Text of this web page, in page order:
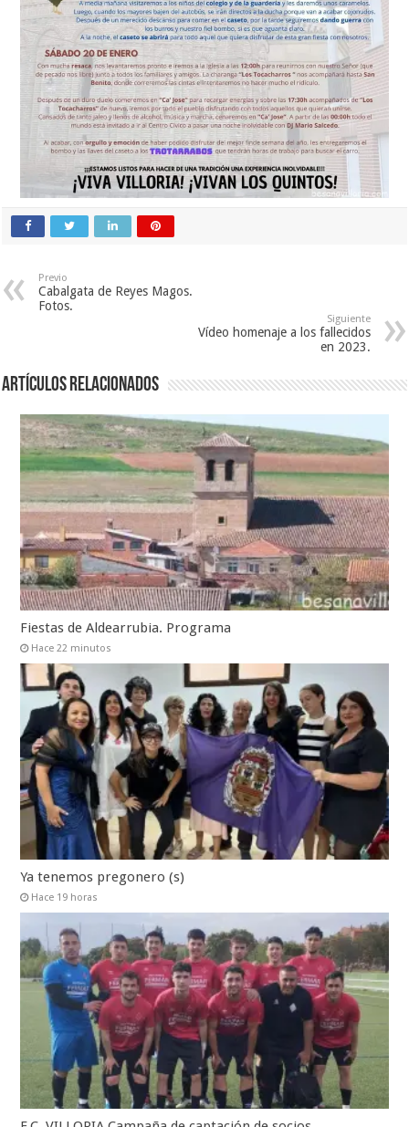
Previo
Cabalgata de Reyes Magos.
Fotos.
Siguiente
Vídeo homenaje a los fallecidos
en 2023.
Artículos relacionados
Fiestas de Aldearrubia. Programa
Hace 22 minutos
Ya tenemos pregonero (s)
Hace 19 horas